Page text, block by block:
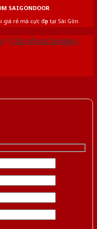
SAIGONDOOR
rẻ mà cực đẹp tại Sài Gòn
/Cửa nhựa Sungyu